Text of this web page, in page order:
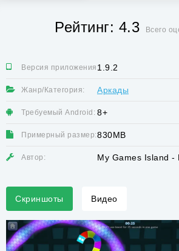
Рейтинг: 4.3 Всего
Версия приложения:1.9.2
Жанр/Категория: Аркады
Требуемый Android: 8+
Примерный размер:830MB
Автор: My Games Island -
Скриншоты Видео